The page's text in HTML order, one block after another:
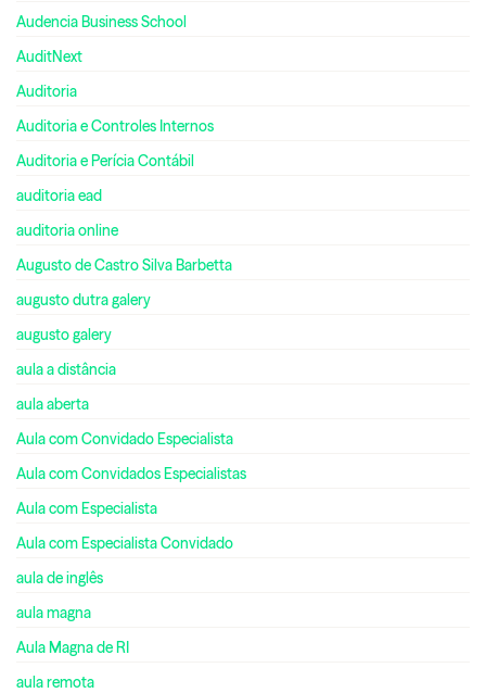
Audencia Business School
AuditNext
Auditoria
Auditoria e Controles Internos
Auditoria e Perícia Contábil
auditoria ead
auditoria online
Augusto de Castro Silva Barbetta
augusto dutra galery
augusto galery
aula a distância
aula aberta
Aula com Convidado Especialista
Aula com Convidados Especialistas
Aula com Especialista
Aula com Especialista Convidado
aula de inglês
aula magna
Aula Magna de RI
aula remota